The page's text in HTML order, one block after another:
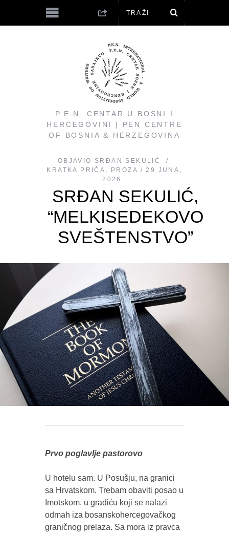
P.E.N. CENTAR U BOSNI I
HERCEGOVINI | PEN CENTRE
OF BOSNIA & HERZEGOVINA
OBJAVIO
SRĐAN SEKULIĆ
KRATKA PRIČA , PROZA
29 JUNA,
2026
SRĐAN SEKULIĆ,
“MELKISEDEKOVO
SVEŠTENSTVO”
Prvo poglavlje pastorovo
U hotelu sam. U Posušju, na granici
sa Hrvatskom. Trebam obaviti posao u
Imotskom, u gradiću koji se nalazi
odmah iza bosanskohercegovačkog
graničnog prelaza. Sa mora iz pravca